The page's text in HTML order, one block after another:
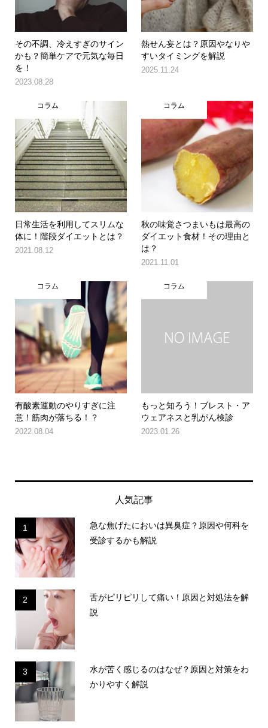
その不調、冷えすぎのサイン
かも？簡単ケアで元気な毎日
を！
2023.08.28
熱せん妄とは？原因やなりや
すいタイミングを解説
2025.11.24
コラム
日常生活を利用してスリムな
体に！階段ダイエットとは？
2021.08.12
コラム
秋の味覚さつまいもは最高の
ダイエット食材！その理由と
は？
2021.11.01
コラム
有酸素運動のやりすぎに注
意！筋肉が落ちる！？
2022.08.04
コラム
もっと知ろう！ブレスト・ア
ウェアネスと乳がん検診
2023.01.26
人気記事
1
急な焦げたにおいは異臭症？原因や何科を
受診するかも解説
2
舌がピリピリして痛い！原因と対処法を解
説
3
水が苦く感じるのはなぜ？原因と対策をわ
かりやすく解説